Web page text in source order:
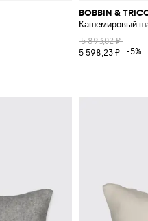
BOBBIN &
Кашемировый
5 893,02 ₽
5 598,23 ₽
-5%